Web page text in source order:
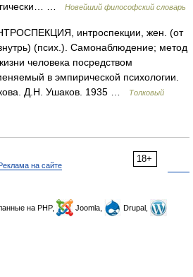
…
Новейший философский словарь
интроспекции, жен. (от
(псих.). Самонаблюдение; метод
человека посредством
в эмпирической психологии.
Д.Н. Ушаков. 1935 …
Толковый
18+
на сайте
на PHP, Joomla,
Drupal,